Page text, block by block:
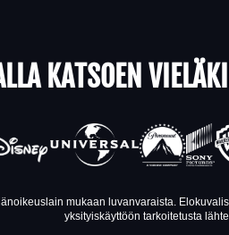
KATSOEN
mukaan luvanvaraista.
yksityiskäyttöön tarkoitetusta